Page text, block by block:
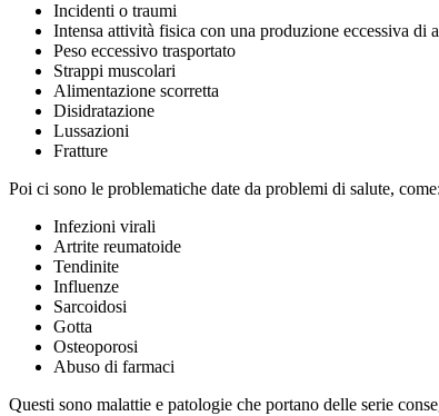
Incidenti o traumi
Intensa attività fisica con una produzione eccessiva di
Peso eccessivo trasportato
Strappi muscolari
Alimentazione scorretta
Disidratazione
Lussazioni
Fratture
Poi ci sono le problematiche date da problemi di salute, come:
Infezioni virali
Artrite reumatoide
Tendinite
Influenze
Sarcoidosi
Gotta
Osteoporosi
Abuso di farmaci
Questi sono malattie e patologie che portano delle serie